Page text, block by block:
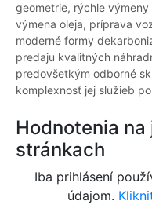
geometrie, rýchle
výmena oleja, príprava
moderné formy
predaju kvalitných
predovšetkým odborné
komplexnosť jej služieb
Hodnotenia
stránkach
Iba prihlásení
údajom.